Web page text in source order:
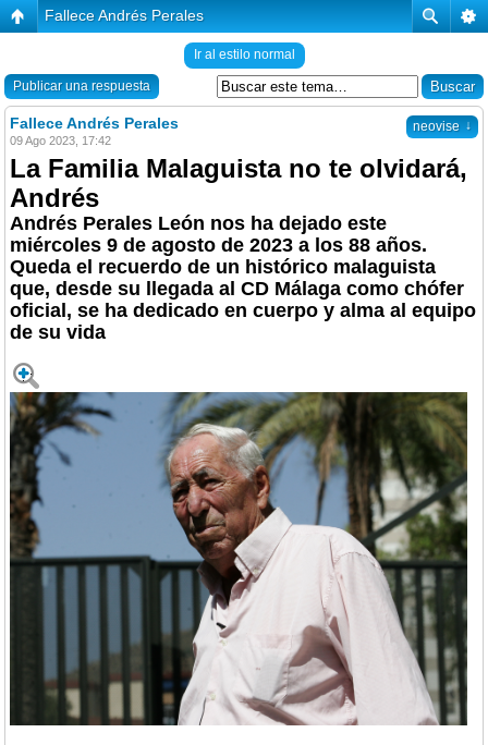
Fallece Andrés Perales
Ir al estilo normal
Publicar una respuesta
neovise ↓
Fallece Andrés Perales
09 Ago 2023, 17:42
La Familia Malaguista no te olvidará,
Andrés
Andrés Perales León nos ha dejado este
miércoles 9 de agosto de 2023 a los 88 años.
Queda el recuerdo de un histórico malaguista
que, desde su llegada al CD Málaga como chófer
oficial, se ha dedicado en cuerpo y alma al equipo
de su vida